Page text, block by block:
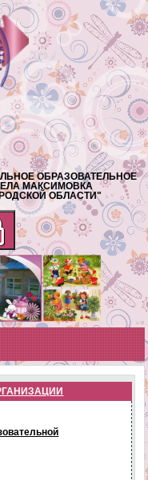
ОБРАЗОВАТЕЛЬНОЕ
МАКСИМОВКА
ОБЛАСТИ"